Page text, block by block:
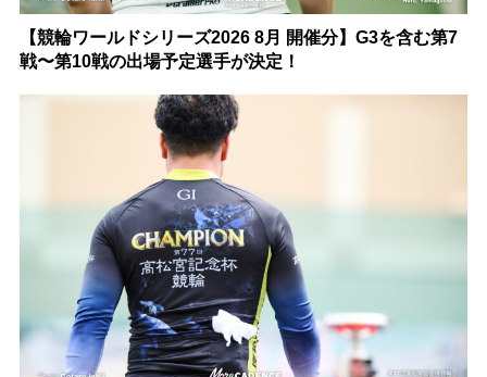
【競輪ワールドシリーズ2026 8月 開催分】G3を含む第7
戦〜第10戦の出場予定選手が決定！